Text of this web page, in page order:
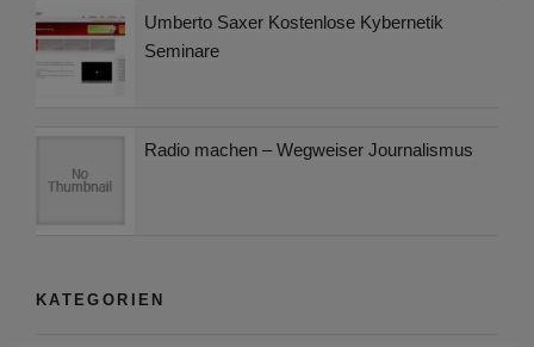
Umberto Saxer Kostenlose Kybernetik
Seminare
Radio machen – Wegweiser Journalismus
KATEGORIEN